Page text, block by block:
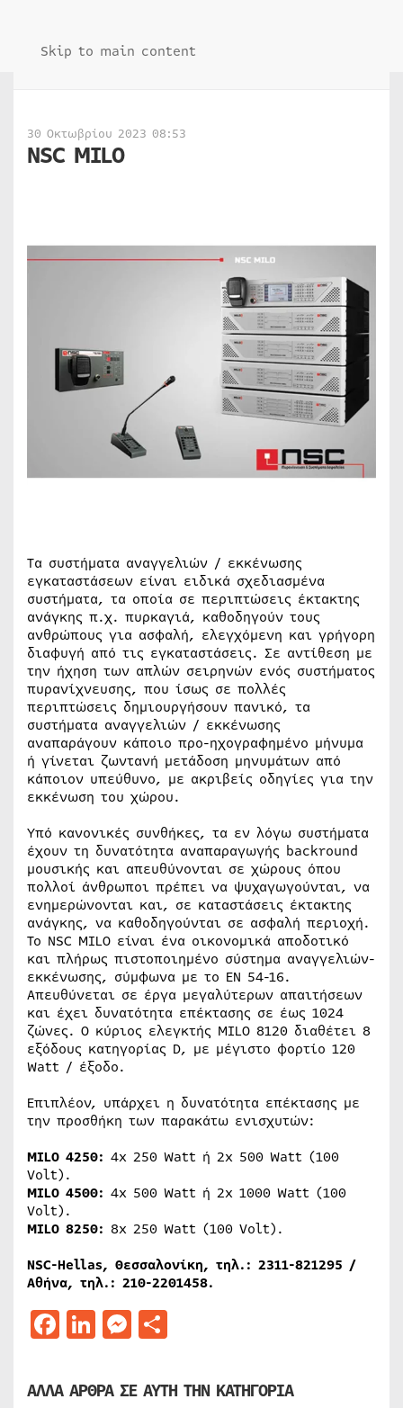
Skip to main content
30 Οκτωβρίου 2023 08:53
NSC MILO
Τα συστήματα αναγγελιών / εκκένωσης
εγκαταστάσεων είναι ειδικά σχεδιασμένα
συστήματα, τα οποία σε περιπτώσεις έκτακτης
ανάγκης π.χ. πυρκαγιά, καθοδηγούν τους
ανθρώπους για ασφαλή, ελεγχόμενη και γρήγορη
διαφυγή από τις εγκαταστάσεις. Σε αντίθεση με
την ήχηση των απλών σειρηνών ενός συστήματος
πυρανίχνευσης, που ίσως σε πολλές
περιπτώσεις δημιουργήσουν πανικό, τα
συστήματα αναγγελιών / εκκένωσης
αναπαράγουν κάποιο προ-ηχογραφημένο μήνυμα
ή γίνεται ζωντανή μετάδοση μηνυμάτων από
κάποιον υπεύθυνο, με ακριβείς οδηγίες για την
εκκένωση του χώρου.
Υπό κανονικές συνθήκες, τα εν λόγω συστήματα
έχουν τη δυνατότητα αναπαραγωγής backround
μουσικής και απευθύνονται σε χώρους όπου
πολλοί άνθρωποι πρέπει να ψυχαγωγούνται, να
ενημερώνονται και, σε καταστάσεις έκτακτης
ανάγκης, να καθοδηγούνται σε ασφαλή περιοχή.
Το NSC MILO είναι ένα οικονομικά αποδοτικό
και πλήρως πιστοποιημένο σύστημα αναγγελιών-
εκκένωσης, σύμφωνα με το EN 54-16.
Απευθύνεται σε έργα μεγαλύτερων απαιτήσεων
και έχει δυνατότητα επέκτασης σε έως 1024
ζώνες. Ο κύριος ελεγκτής MILO 8120 διαθέτει 8
εξόδους κατηγορίας D, με μέγιστο φορτίο 120
Watt / έξοδο.
Επιπλέον, υπάρχει η δυνατότητα επέκτασης με
την προσθήκη των παρακάτω ενισχυτών:
MILO 4250: 4x 250 Watt ή 2x 500 Watt (100
Volt).
MILO 4500: 4x 500 Watt ή 2x 1000 Watt (100
Volt).
MILO 8250: 8x 250 Watt (100 Volt).
NSC-Hellas, Θεσσαλονίκη, τηλ.: 2311-821295 /
Αθήνα, τηλ.: 210-2201458.
Facebook
LinkedIn
Messenger
ΑΛΛΑ ΑΡΘΡΑ ΣΕ ΑΥΤΗ ΤΗΝ ΚΑΤΗΓΟΡΙΑ